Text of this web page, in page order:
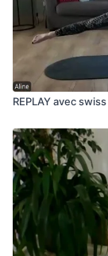
REPLAY avec